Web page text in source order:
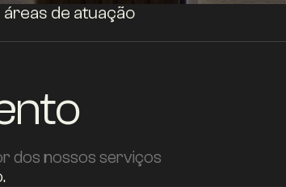
de atuação
dos nossos serviços